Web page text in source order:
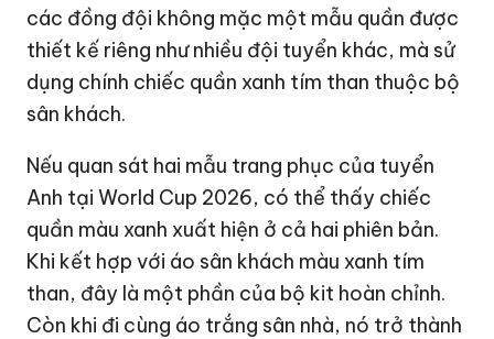
các đồng đội không mặc một mẫu quần được
thiết kế riêng như nhiều đội tuyển khác, mà sử
dụng chính chiếc quần xanh tím than thuộc bộ
sân khách.
Nếu quan sát hai mẫu trang phục của tuyển
Anh tại World Cup 2026, có thể thấy chiếc
quần màu xanh xuất hiện ở cả hai phiên bản.
Khi kết hợp với áo sân khách màu xanh tím
than, đây là một phần của bộ kit hoàn chỉnh.
Còn khi đi cùng áo trắng sân nhà, nó trở thành